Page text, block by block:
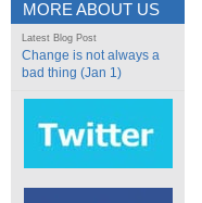
MORE ABOUT US
Latest Blog Post
Change is not always a
bad thing (Jan 1)